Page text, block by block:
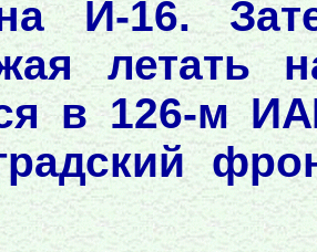
И-16.
летать
в 126-м